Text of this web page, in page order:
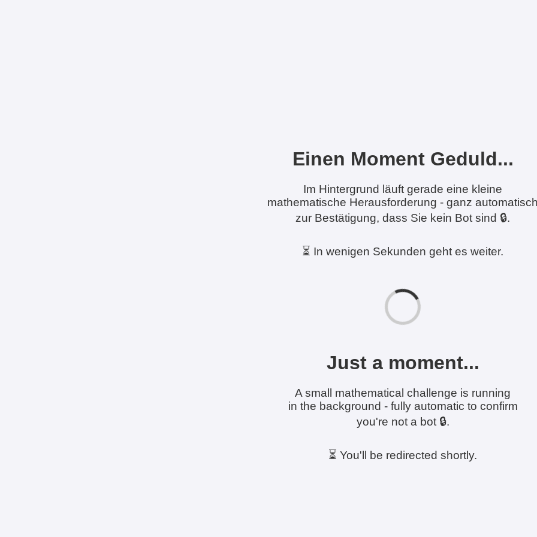
Einen Moment Geduld...
Im Hintergrund läuft gerade eine kleine
mathematische Herausforderung - ganz
zur Bestätigung, dass Sie kein Bot sind 🔒.
⏳ In wenigen Sekunden geht es weiter.
Just a moment...
A small mathematical challenge is running
in the background - fully automatic to confirm
you're not a bot 🔒.
⏳ You'll be redirected shortly.